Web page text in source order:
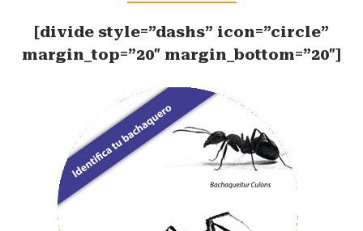
[divide style=”dashs” icon=”circle”
margin_top=”20″ margin_bottom=”20″]